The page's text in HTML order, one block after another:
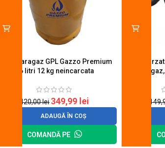
Butelie aragaz GPL Gazzo Premium
26 litri 12 kg neincarcata
420,00lei 349,99 lei
ADAUGĂ ÎN COȘ
COMANDĂ PE
Set 4